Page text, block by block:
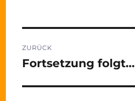
ZURÜCK
Vorheriger
Fortsetzung folgt…